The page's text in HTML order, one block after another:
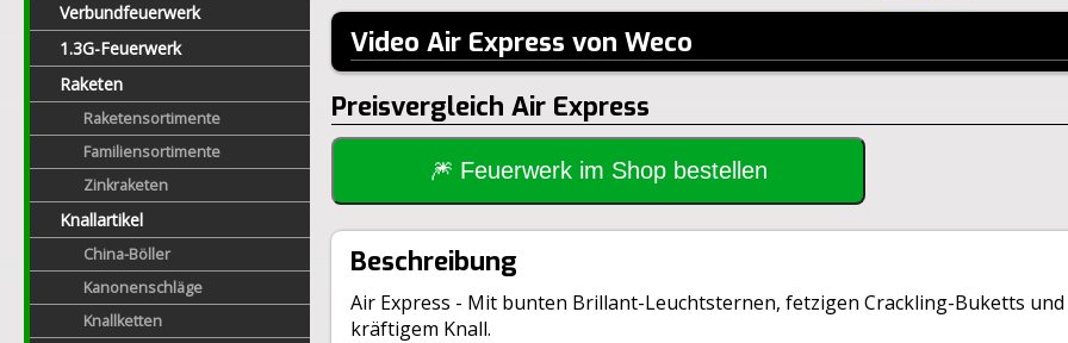
Verbundfeuerwerk
1.3G-Feuerwerk
Raketen
Raketensortimente
Familiensortimente
Zinkraketen
Knallartikel
China-Böller
Kanonenschläge
Knallketten
Video Air Express von Weco
Preisvergleich Air Express
🎆 Feuerwerk im Shop bestellen
Beschreibung
Air Express - Mit bunten Brillant-Leuchtsternen, fetzigen Crackling-Buketts
kräftigem Knall.